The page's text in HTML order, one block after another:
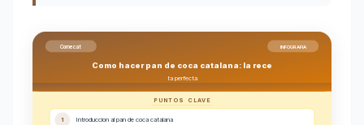
Comecat INFOGRAFIA
Como hacer pan de coca catalana: la rece
ta perfecta
PUNTOS CLAVE
1 Introduccion al pan de coca catalana